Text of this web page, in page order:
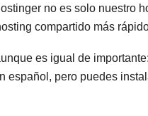
no es solo nuestro
compartido más
es igual de
español, pero puedes